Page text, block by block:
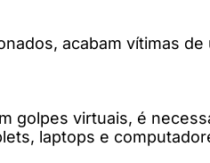
acabam vítimas
golpes virtuais, é
laptops e